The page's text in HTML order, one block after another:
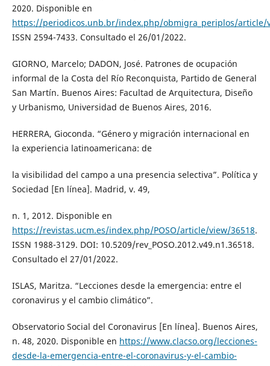
2020. Disponible en
https://periodicos.unb.br/index.php/obmigra_periplos/article/
ISSN 2594-7433. Consultado el 26/01/2022.
GIORNO, Marcelo; DADON, José. Patrones de ocupación
informal de la Costa del Río Reconquista, Partido de General
San Martín. Buenos Aires: Facultad de Arquitectura, Diseño
y Urbanismo, Universidad de Buenos Aires, 2016.
HERRERA, Gioconda. “Género y migración internacional en
la experiencia latinoamericana: de
la visibilidad del campo a una presencia selectiva”. Política y
Sociedad [En línea]. Madrid, v. 49,
n. 1, 2012. Disponible en
https://revistas.ucm.es/index.php/POSO/article/view/36518.
ISSN 1988-3129. DOI: 10.5209/rev_POSO.2012.v49.n1.36518.
Consultado el 27/01/2022.
ISLAS, Maritza. “Lecciones desde la emergencia: entre el
coronavirus y el cambio climático”.
Observatorio Social del Coronavirus [En línea]. Buenos Aires,
n. 48, 2020. Disponible en https://www.clacso.org/lecciones-
desde-la-emergencia-entre-el-coronavirus-y-el-cambio-